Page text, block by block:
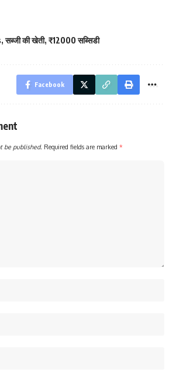
,सब्जी की खेती, ₹12000 सब्सिडी
Facebook
be published. Required fields are marked *